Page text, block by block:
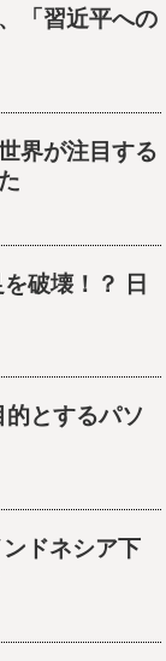
「習近平への
界が注目する
破壊！？ 日
とするパソ
ンドネシア下